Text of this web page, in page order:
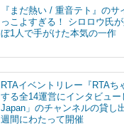
『まだ熱い / 重音テト』の
っこよすぎる！ シロロウ氏
ぼ1人で手がけた本気の一作
RTAイベントリレー『RTAち
する全14運営にインタビュ
Japan」のチャンネルの貸し
週間にわたって開催